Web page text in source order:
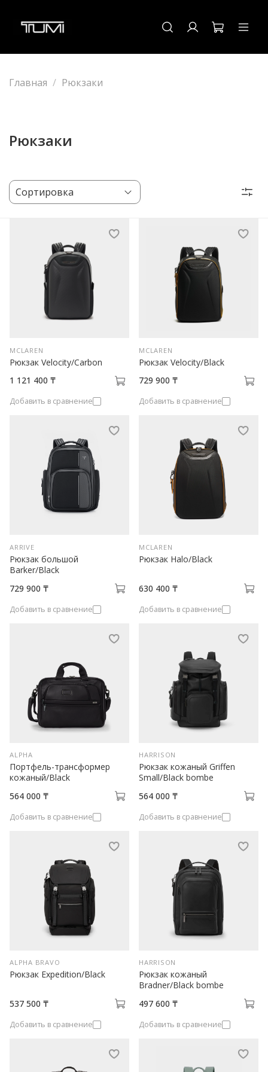
Главная Рюкзаки
Рюкзаки
MCLAREN
Рюкзак Velocity/Carbon
1 121 400 ₸
Добавить в сравнение
MCLAREN
Рюкзак Velocity/Black
729 900 ₸
Добавить в сравнение
ARRIVE
Рюкзак большой
Barker/Black
729 900 ₸
Добавить в сравнение
MCLAREN
Рюкзак Halo/Black
630 400 ₸
Добавить в сравнение
ALPHA
Портфель-трансформер
кожаный/Black
564 000 ₸
Добавить в сравнение
HARRISON
Рюкзак кожаный Griffen
Small/Black bombe
564 000 ₸
Добавить в сравнение
ALPHA BRAVO
Рюкзак Expedition/Black
537 500 ₸
Добавить в сравнение
HARRISON
Рюкзак кожаный
Bradner/Black bombe
497 600 ₸
Добавить в сравнение